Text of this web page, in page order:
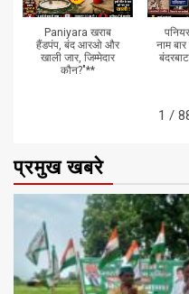
Paniyara खराब
हैंडपंप, बंद आरओ और
खाली जार, जिम्मेदार
कौन?"**
नाम
1 /
प्रमुख खबरे